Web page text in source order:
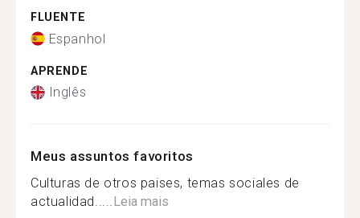
FLUENTE
Espanhol
APRENDE
Inglês
Meus assuntos favoritos
Culturas de otros paises, temas sociales de
actualidad.....Leia mais